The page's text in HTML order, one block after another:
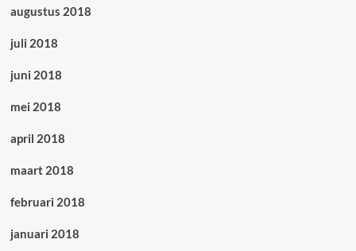
augustus 2018
juli 2018
juni 2018
mei 2018
april 2018
maart 2018
februari 2018
januari 2018